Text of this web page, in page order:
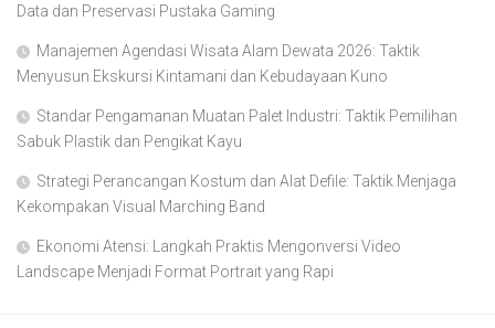
Data dan Preservasi Pustaka Gaming
Manajemen Agendasi Wisata Alam Dewata 2026: Taktik
Menyusun Ekskursi Kintamani dan Kebudayaan Kuno
Standar Pengamanan Muatan Palet Industri: Taktik Pemilihan
Sabuk Plastik dan Pengikat Kayu
Strategi Perancangan Kostum dan Alat Defile: Taktik Menjaga
Kekompakan Visual Marching Band
Ekonomi Atensi: Langkah Praktis Mengonversi Video
Landscape Menjadi Format Portrait yang Rapi